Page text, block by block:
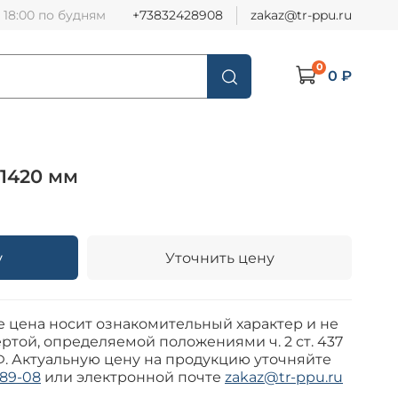
18:00 по будням +73832428908 zakaz@tr-ppu.ru
0 0 ₽
мм
Уточнить цену
цена носит ознакомительный характер и не
определяемой положениями ч. 2 ст. 437
Актуальную цену на продукцию уточняйте
08 или электронной почте zakaz@tr-ppu.ru